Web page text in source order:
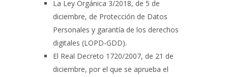
La Ley Orgánica 3/2018, de 5 de
diciembre, de Protección de Datos
Personales y garantía de los derechos
digitales (LOPD-GDD).
El Real Decreto 1720/2007, de 21 de
diciembre, por el que se aprueba el